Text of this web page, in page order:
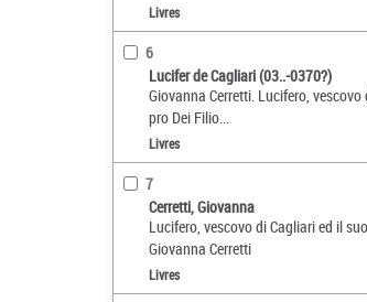
Livres
6
Lucifer de Cagliari (03..-0370?)
Giovanna Cerretti. Lucifero,
pro Dei Filio...
Livres
7
Cerretti, Giovanna
Lucifero, vescovo di Cagliari ed il
Giovanna Cerretti
Livres